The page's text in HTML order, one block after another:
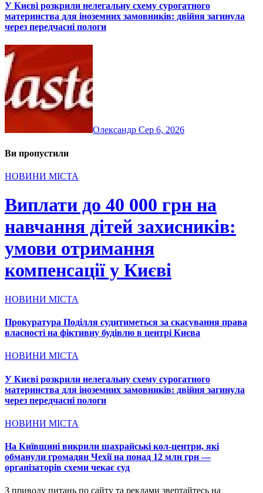
У Києві розкрили нелегальну схему сурогатного
материнства для іноземних замовників: двійня загинула
через передчасні пологи
Олександр Сер 6, 2026
Ви пропустили
НОВИНИ МІСТА
Виплати до 40 000 грн на
навчання дітей захисників:
умови отримання
компенсації у Києві
НОВИНИ МІСТА
Прокуратура Поділля судитиметься за скасування права
власності на фіктивну будівлю в центрі Києва
НОВИНИ МІСТА
У Києві розкрили нелегальну схему сурогатного
материнства для іноземних замовників: двійня загинула
через передчасні пологи
НОВИНИ МІСТА
На Київщині викрили шахрайські кол-центри, які
обманули громадян Чехії на понад 12 млн грн —
організаторів схеми чекає суд
З приводу питань по сайту та реклами звертайтесь на